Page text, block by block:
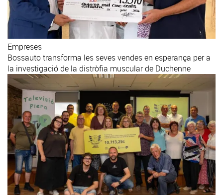
Empreses
Bossauto transforma les seves vendes en esperança per a
la investigació de la distròfia muscular de Duchenne